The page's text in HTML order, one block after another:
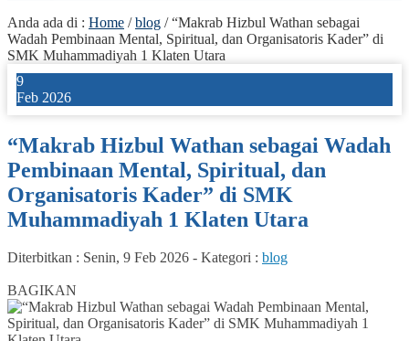
Anda ada di : Home /blog /“Makrab Hizbul Wathan sebagai
Wadah Pembinaan Mental, Spiritual, dan Organisatoris Kader” di
SMK Muhammadiyah 1 Klaten Utara
9
Feb 2026
“Makrab Hizbul Wathan sebagai Wadah
Pembinaan Mental, Spiritual, dan
Organisatoris Kader” di SMK
Muhammadiyah 1 Klaten Utara
Diterbitkan : Senin, 9 Feb 2026 - Kategori : blog
BAGIKAN